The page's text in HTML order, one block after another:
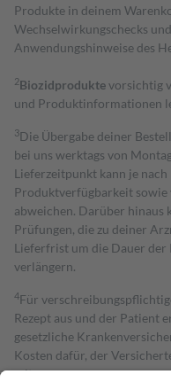
Produkte in deinem
Wechselwirkungschecks
Anwendungshinweise des
2Biozidproduktevorsichtig
und Produktinformationen
3Die Übergabe deiner
bei uns werktags von
Lieferzeitpunkt kann je
Produktverfügbarkeit sowie
abweichen. Darüber hinaus
Prüfungen, die zu deiner
Lieferfrist um die Dauer
verlängern.
4Für
Rezept aus und der Patient
gesetzliche
Kosten dafür, der
mit.